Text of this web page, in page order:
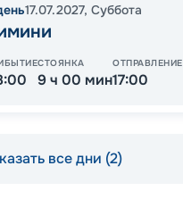
17.07.2027, Суббота
СТОЯНКА
9 ч 00 мин
ОТПРАВЛЕНИЕ
17:00
все дни (2)